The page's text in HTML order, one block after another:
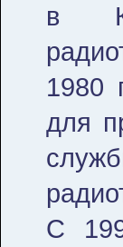
в
1980
для
С